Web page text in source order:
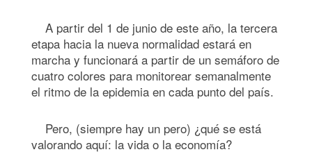
A partir del 1 de junio de este año, la tercera
etapa hacia la nueva normalidad estará en
marcha y funcionará a partir de un semáforo de
cuatro colores para monitorear semanalmente
el ritmo de la epidemia en cada punto del país.
Pero, (siempre hay un pero) ¿qué se está
valorando aquí: la vida o la economía?